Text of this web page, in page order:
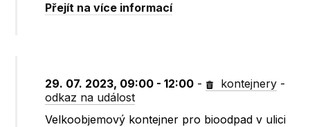
Přejít na více informací
29. 07. 2023, 09:00 - 12:00 - kontejnery -
odkaz na událost
Velkoobjemový kontejner pro bioodpad v ulici